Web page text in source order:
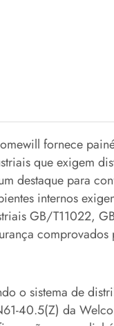
fornece
que exigem
destaque para
internos
GB/T11022,
o sistema de
40.5(Z) da